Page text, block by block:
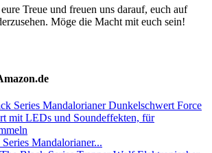
Treue und freuen uns darauf, euch auf
Möge die Macht mit euch sein!
Mandalorianer...